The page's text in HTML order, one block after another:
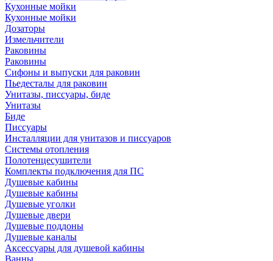
Кухонные мойки
Кухонные мойки
Дозаторы
Измельчители
Раковины
Раковины
Сифоны и выпуски для раковин
Пьедесталы для раковин
Унитазы, писсуары, биде
Унитазы
Биде
Писсуары
Инсталляции для унитазов и писсуаров
Системы отопления
Полотенцесушители
Комплекты подключения для ПС
Душевые кабины
Душевые кабины
Душевые уголки
Душевые двери
Душевые поддоны
Душевые каналы
Аксессуары для душевой кабины
Ванны